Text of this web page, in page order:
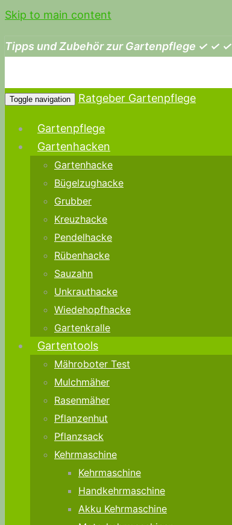
Skip to main content
Tipps und Zubehör zur Gartenpflege ✓ ✓ ✓
Toggle navigation Ratgeber Gartenpflege
Gartenpflege
Gartenhacken
Gartenhacke
Bügelzughacke
Grubber
Kreuzhacke
Pendelhacke
Rübenhacke
Sauzahn
Unkrauthacke
Wiedehopfhacke
Gartenkralle
Gartentools
Mähroboter Test
Mulchmäher
Rasenmäher
Pflanzenhut
Pflanzsack
Kehrmaschine
Kehrmaschine
Handkehrmaschine
Akku Kehrmaschine